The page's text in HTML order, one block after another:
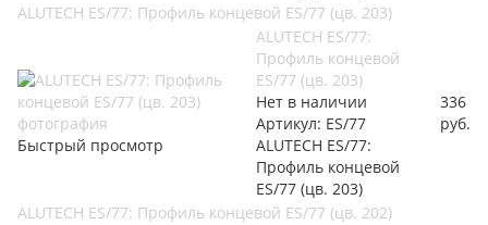
ALUTECH ES/77: Профиль концевой ES/77 (цв. 203)
Быстрый просмотр
ALUTECH ES/77:
Профиль концевой
ES/77 (цв. 203)
Нет в наличии
Артикул: ES/77
ALUTECH ES/77:
Профиль концевой
ES/77 (цв. 203)
336
руб.
ALUTECH ES/77: Профиль концевой ES/77 (цв. 202)